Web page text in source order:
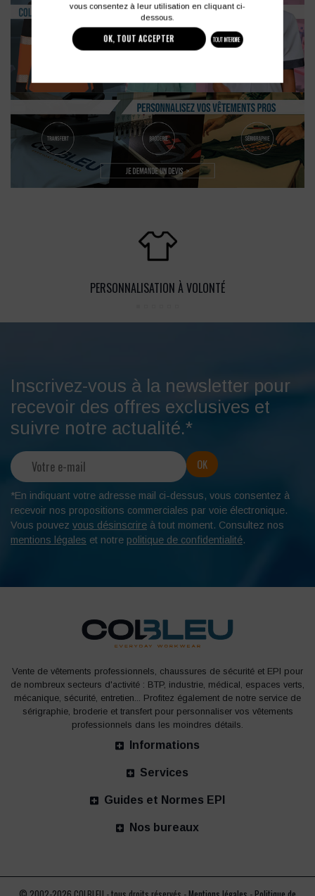
PERSONNALISATION À VOLONTÉ
Inscrivez-vous à la newsletter pour
recevoir des offres exclusives et
suivre notre actualité.*
*En indiquant votre adresse mail ci-dessus, vous consentez à
recevoir nos propositions commerciales par voie électronique.
Vous pouvez vous désinscrire à tout moment. Consultez nos
mentions légales et notre politique de confidentialité.
Vente de vêtements professionnels, chaussures de sécurité et EPI pour
de nombreux secteurs d'activité : BTP, industrie, médical, espaces verts,
mécanique, sécurité, entretien... Profitez également de notre service de
sérigraphie, broderie et transfert pour personnaliser vos vêtements
professionnels dans les moindres détails.
Informations
Services
Guides et Normes EPI
Nos bureaux
vous consentez à leur utilisation en cliquant ci-
dessous.
OK, TOUT ACCEPTER TOUT INTERDIRE